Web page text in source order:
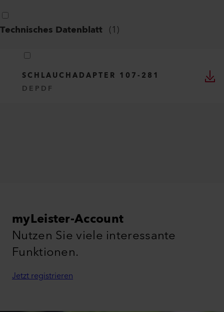
Technisches Datenblatt (1)
SCHLAUCHADAPTER 107-281
DE PDF
myLeister-Account
Nutzen Sie viele interessante
Funktionen.
Jetzt registrieren